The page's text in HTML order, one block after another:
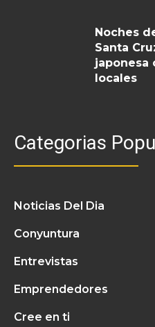
Noches
Santa
japonesa
locales
Categorias
Noticias Del Dia
Conyuntura
Entrevistas
Emprendedores
Cree en ti